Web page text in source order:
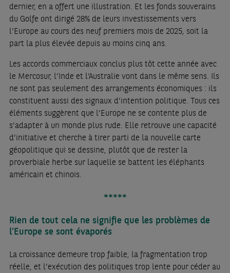
dernier, en a offert une illustration. Et les fonds souverains
du Golfe ont dirigé 28% de leurs investissements vers
l’Europe au cours des neuf premiers mois de 2025, soit la
part la plus élevée depuis au moins cinq ans.
Les accords commerciaux conclus plus tôt cette année avec
le Mercosur, l’Inde et l’Australie vont dans le même sens. Ils
ne sont pas seulement des arrangements économiques : ils
constituent aussi des signaux d’intention politique. Tous ces
éléments suggèrent que l’Europe ne se contente plus de
s’adapter à un monde plus rude. Elle retrouve une capacité
d’initiative et cherche à tirer parti de la nouvelle carte
géopolitique qui se dessine, plutôt que de rester la
proverbiale herbe sur laquelle se battent les éléphants
américain et chinois.
*****
Rien de tout cela ne signifie que les problèmes de
l’Europe se sont évaporés
La croissance demeure trop faible, la fragmentation trop
réelle, et l’exécution des politiques trop lente pour céder au